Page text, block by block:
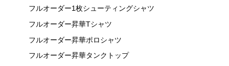
フルオーダー1枚シューティングシャツ
フルオーダー昇華Tシャツ
フルオーダー昇華ポロシャツ
フルオーダー昇華タンクトップ